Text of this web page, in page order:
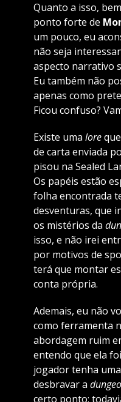
Quanto a isso,
ponto forte de
um pouco, eu
não seja
aspecto narrativo
Eu também não
apenas como
Ficou confuso?
Existe uma lore
de carta enviada
pisou na Sealed
Os papéis estão
folha encontrada
desventuras, que
os mistérios da
isso, e não irei
por motivos de
terá que montar
conta própria.
Ademais, eu não
como ferramenta
abordagem ruim
entendo que ela
jogador tenha
desbravar a
certo ponto;